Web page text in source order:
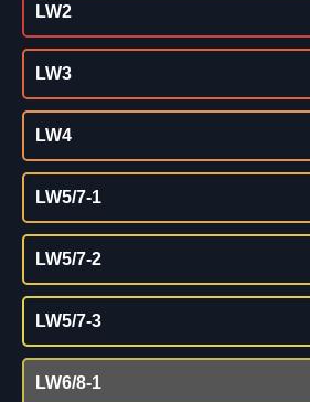
LW2
LW3
LW4
LW5/7-1
LW5/7-2
LW5/7-3
LW6/8-1